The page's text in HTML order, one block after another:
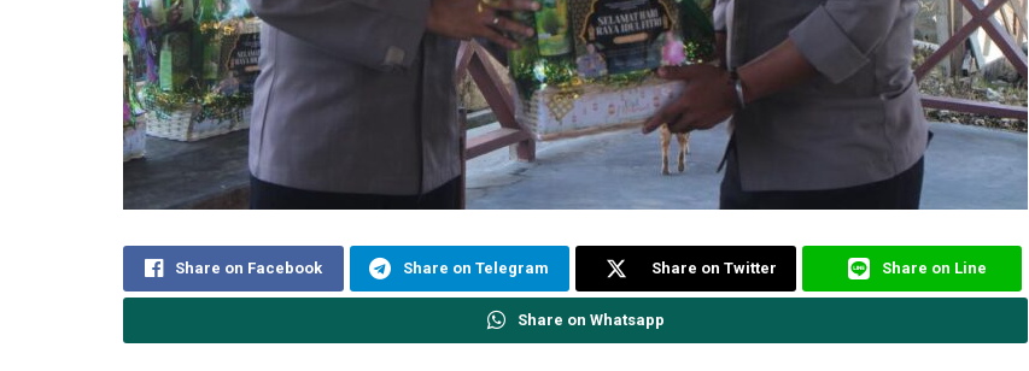
Share on Facebook Share on Telegram Share on Twitter Share on Line
Share on Whatsapp